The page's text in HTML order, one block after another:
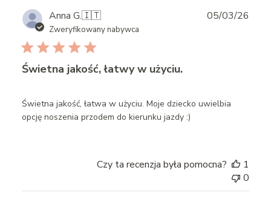
Anna G.🇮🇹
Zweryfikowany nabywca
Świetna jakość, łatwy w użyciu.
Świetna jakość, łatwa w użyciu. Moje dziecko uwielbia
opcję noszenia przodem do kierunku jazdy :)
05/03/26
Czy ta recenzja była pomocna?
1
0